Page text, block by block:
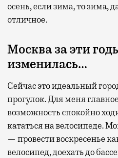
осень, если зима, то зима,
отличное.
Москваза эти
изменилась…
Сейчас это идеальный
прогулок. Для меня
возможность спокойно
кататься на велосипеде.
— провести воскресенье
велосипед, доехать до